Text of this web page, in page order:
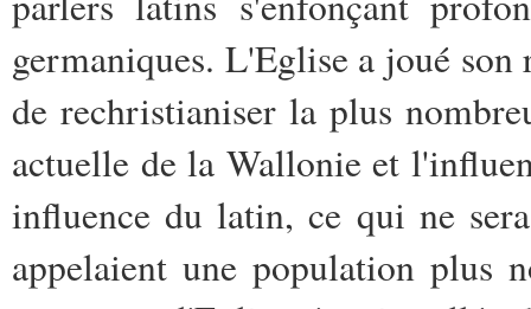
germaniques. L'Eglise a joué
de rechristianiser la plus
actuelle de la Wallonie et
influence du latin, ce qui ne
appelaient une population plus